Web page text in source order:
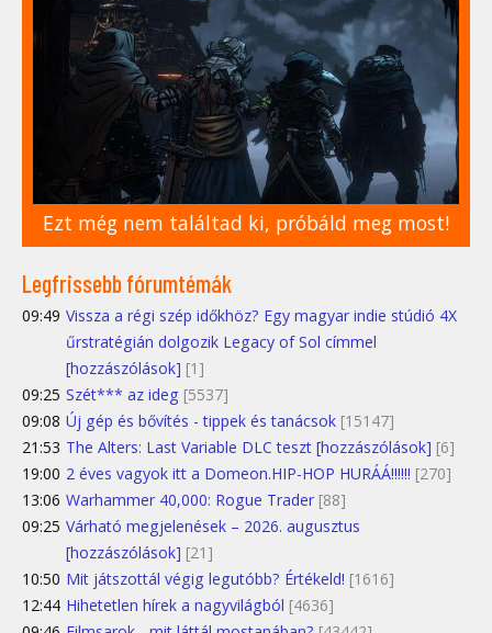
Ezt még nem találtad ki, próbáld meg most!
Legfrissebb fórumtémák
09:49 Vissza a régi szép időkhöz? Egy magyar indie stúdió 4X
űrstratégián dolgozik Legacy of Sol címmel
[hozzászólások] [1]
09:25 Szét*** az ideg [5537]
09:08 Új gép és bővítés - tippek és tanácsok [15147]
21:53 The Alters: Last Variable DLC teszt [hozzászólások] [6]
19:00 2 éves vagyok itt a Domeon.HIP-HOP HURÁÁ!!!!!! [270]
13:06 Warhammer 40,000: Rogue Trader [88]
09:25 Várható megjelenések – 2026. augusztus
[hozzászólások] [21]
10:50 Mit játszottál végig legutóbb? Értékeld! [1616]
12:44 Hihetetlen hírek a nagyvilágból [4636]